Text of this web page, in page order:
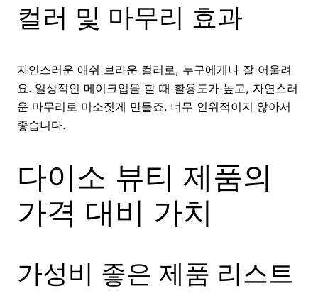
컬러 및 마무리 효과
자연스러운 애쉬 브라운 컬러로, 누구에게나 잘 어울려
요. 일상적인 메이크업을 할 때 활용도가 높고, 자연스러
운 마무리로 미소짓게 만들죠. 너무 인위적이지 않아서
좋습니다.
다이소 뷰티 제품의
가격 대비 가치
가성비 좋은 제품 리스트